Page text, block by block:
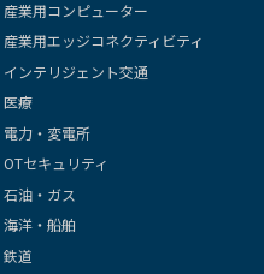
産業用コンピューター
産業用エッジコネクティビティ
インテリジェント交通
医療
電力・変電所
OTセキュリティ
石油・ガス
海洋・船舶
鉄道